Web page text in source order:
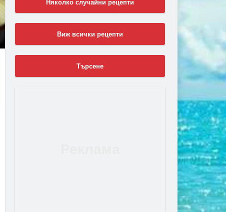
Няколко случайни рецепти
Виж всички рецепти
Търсене